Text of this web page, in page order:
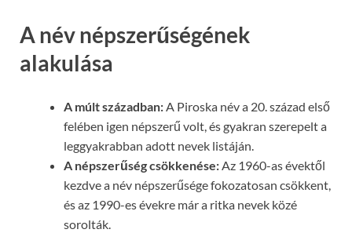
A név népszerűségének
alakulása
A múlt században:A Piroska név a 20. század első
felében igen népszerű volt, és gyakran szerepelt a
leggyakrabban adott nevek listáján.
A népszerűség csökkenése:Az 1960-as évektől
kezdve a név népszerűsége fokozatosan csökkent,
és az 1990-es évekre már a ritka nevek közé
sorolták.